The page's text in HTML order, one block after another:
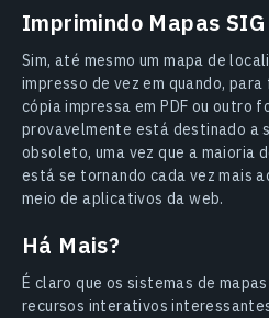
Imprimindo Mapas SIG
Sim, até mesmo um mapa de
impresso de vez em quando,
cópia impressa em PDF ou outro
provavelmente está destinado a
obsoleto, uma vez que a maioria
está se tornando cada vez mais
meio de aplicativos da web.
Há Mais?
É claro que os sistemas de
recursos interativos